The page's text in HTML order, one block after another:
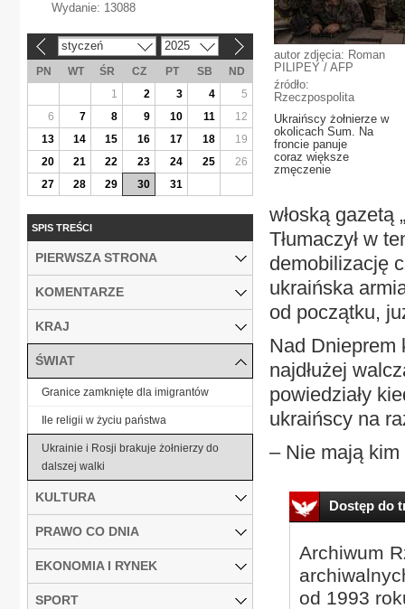
autor zdjęcia: Roman
PILIPEY / AFP
źródło:
Rzeczpospolita
Ukraińscy żołnierze w
okolicach Sum. Na
froncie panuje
coraz większe
zmęczenie
włoską gazetą
Tłumaczył w
demobilizację
ukraińska
od początku,
Nad Dnieprem
najdłużej
powiedziały
ukraińscy na
– Nie mają
Dostęp do
Archiwum
od 1993
Wydanie: 13088
styczeń 2025
PN WT ŚR CZ PT SB
ND
1
2 3 4
5
6
7 8 9 10 11
12
13
14 15 16 17 18
19
20
21 22 23 24 25
26
27
28 29 30 31
SPIS TREŚCI
PIERWSZA STRONA
KOMENTARZE
KRAJ
ŚWIAT
Granice zamknięte dla imigrantów
Ile religii w życiu państwa
Ukrainie i Rosji brakuje żołnierzy do
dalszej walki
KULTURA
PRAWO CO DNIA
EKONOMIA I RYNEK
SPORT